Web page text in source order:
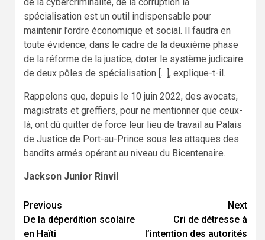
spécialisation est un outil indispensable pour
maintenir l’ordre économique et social. Il faudra en
toute évidence, dans le cadre de la deuxième phase
de la réforme de la justice, doter le système judicaire
de deux pôles de spécialisation […], explique-t-il.
Rappelons que, depuis le 10 juin 2022, des avocats,
magistrats et greffiers, pour ne mentionner que ceux-
là, ont dû quitter de force leur lieu de travail au Palais
de Justice de Port-au-Prince sous les attaques des
bandits armés opérant au niveau du Bicentenaire.
Jackson Junior Rinvil
Continue
Reading
Previous
De la déperdition scolaire
en Haïti
Next
Cri de détresse à
l’intention des autorités